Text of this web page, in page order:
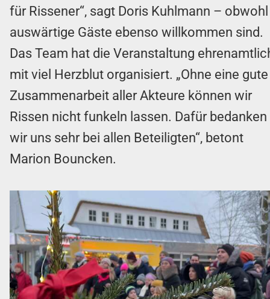
für Rissener“, sagt Doris Kuhlmann – obwohl
auswärtige Gäste ebenso willkommen sind.
Das Team hat die Veranstaltung
mit viel Herzblut organisiert. „Ohne eine gute
Zusammenarbeit aller Akteure können wir
Rissen nicht funkeln lassen. Dafür bedanken
wir uns sehr bei allen Beteiligten“, betont
Marion Bouncken.